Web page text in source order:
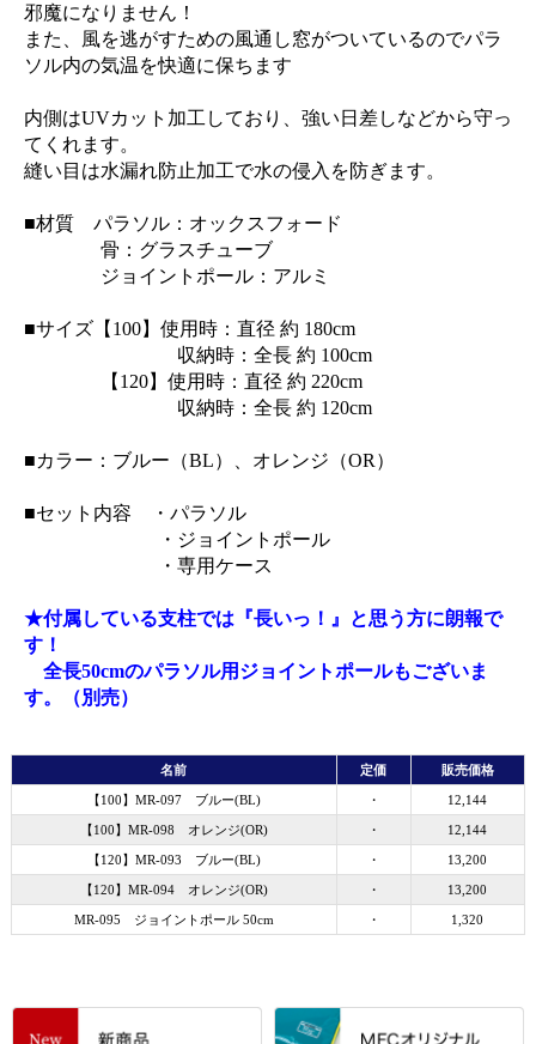
邪魔になりません！
また、風を逃がすための風通し窓がついているのでパラ
ソル内の気温を快適に保ちます
内側はUVカット加工しており、強い日差しなどから守っ
てくれます。
縫い目は水漏れ防止加工で水の侵入を防ぎます。
■材質 パラソル：オックスフォード
骨：グラスチューブ
ジョイントポール：アルミ
■サイズ【100】使用時：直径 約 180cm
収納時：全長 約 100cm
【120】使用時：直径 約 220cm
収納時：全長 約 120cm
■カラー：ブルー（BL）、オレンジ（OR）
■セット内容 ・パラソル
・ジョイントポール
・専用ケース
★付属している支柱では『長いっ！』と思う方に朗報で
す！
全長50cmのパラソル用ジョイントポールもございま
す。（別売）
名前 定価 販売価格
【100】MR-097 ブルー(BL) ・ 12,144
【100】MR-098 オレンジ(OR) ・ 12,144
【120】MR-093 ブルー(BL) ・ 13,200
【120】MR-094 オレンジ(OR) ・ 13,200
MR-095 ジョイントポール 50cm ・ 1,320